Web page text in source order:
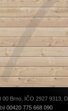
Brno, IČO 2927 9313,
00420 775 668 090